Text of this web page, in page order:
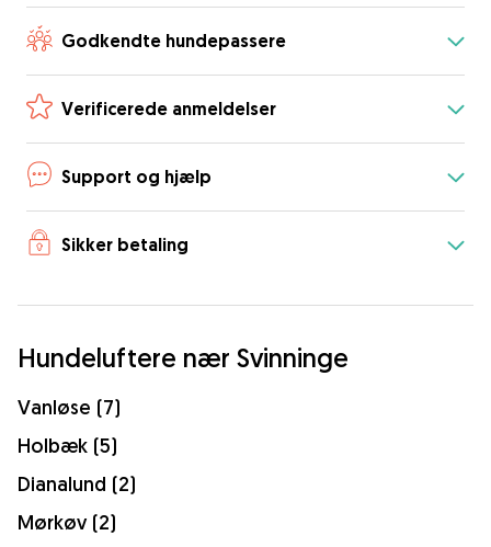
Godkendte hundepassere
Verificerede anmeldelser
Support og hjælp
Sikker betaling
Hundeluftere nær Svinninge
Vanløse (7)
Holbæk (5)
Dianalund (2)
Mørkøv (2)